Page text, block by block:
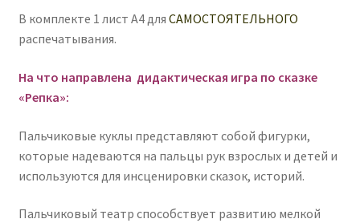
В комплекте 1 лист А4 для САМОСТОЯТЕЛЬНОГО
распечатывания.
На что направлена дидактическая игра по сказке
«Репка»:
Пальчиковые куклы представляют собой фигурки,
которые надеваются на пальцы рук взрослых и детей и
используются для инсценировки сказок, историй.
Пальчиковый театр способствует развитию мелкой